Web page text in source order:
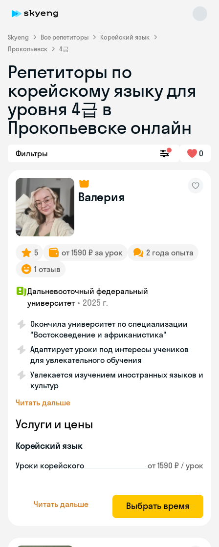
Skyeng Все репетиторы
Корейский язык
Прокопьевск
4급
Репетиторы по
корейскому языку для
уровня 4급 в
Прокопьевске онлайн
Фильтры 0
Валерия
5 от 1590 ₽ за урок
2 года опыта
1 отзыв
Дальневосточный федеральный
университет • 2025 г.
Окончила университет по специализации
"Востоковедение и африканистика"
Адаптирует уроки под интересы учеников
для увлекательного обучения
Увлекается изучением иностранных языков и
культур
Читать дальше
Услуги и цены
Корейский язык
Уроки корейского от 1590 ₽ / урок
Читать дальше Выбрать время
Skyeng Chat
online